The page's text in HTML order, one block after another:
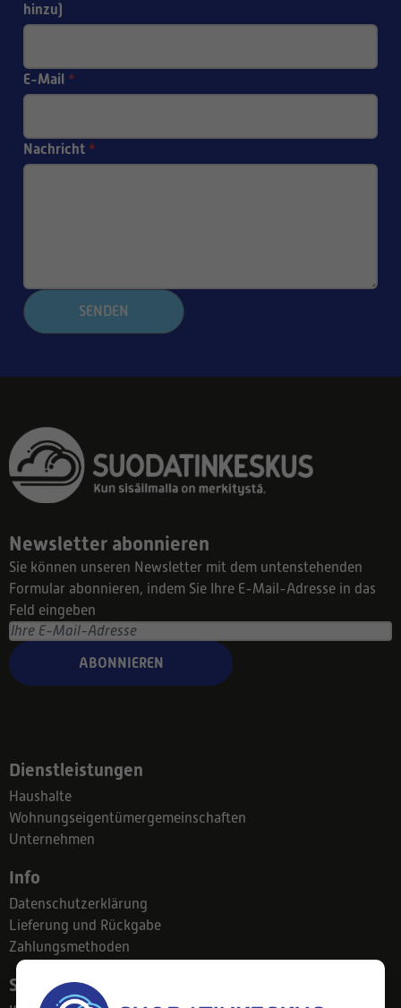
hinzu)
E-Mail *
Nachricht *
SENDEN
Newsletter abonnieren
Sie können unseren Newsletter mit dem untenstehenden
Formular abonnieren, indem Sie Ihre E-Mail-Adresse in das
Feld eingeben
ABONNIEREN
Dienstleistungen
Haushalte
Wohnungseigentümergemeinschaften
Unternehmen
Info
Datenschutzerklärung
Lieferung und Rückgabe
Zahlungsmethoden
Suodatinkeskus